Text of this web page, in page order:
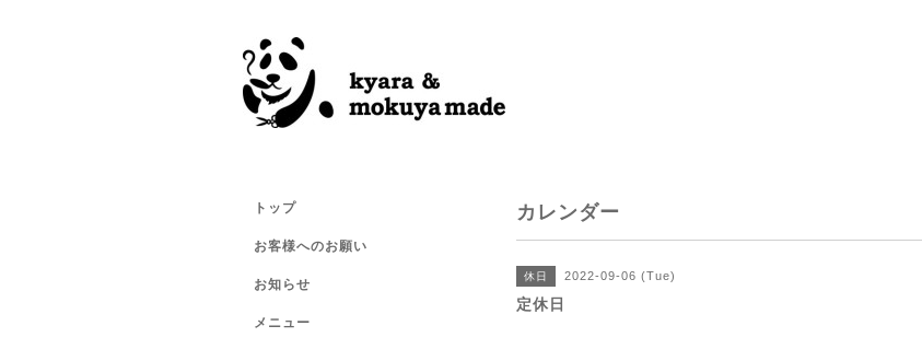
カレンダー
休日 2022-09-06 (Tue)
定休日
トップ
お客様へのお願い
お知らせ
メニュー